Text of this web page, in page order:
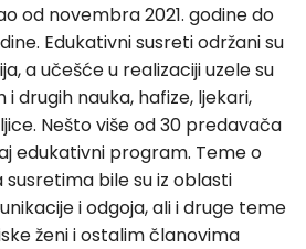
od novembra 2021. godine do
Edukativni susreti održani su
a učešće u realizaciji uzele su
drugih nauka, hafize, ljekari,
Nešto više od 30 predavača
edukativni program. Teme o
bile su iz oblasti
i odgoja, ali i druge teme
ženi i ostalim članovima